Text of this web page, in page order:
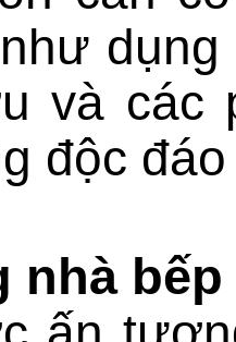
và các
độc
nhà bếp